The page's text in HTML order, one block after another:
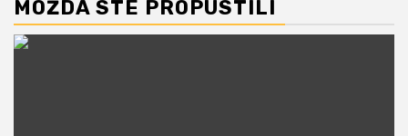
MOŽDA STE PROPUSTILI